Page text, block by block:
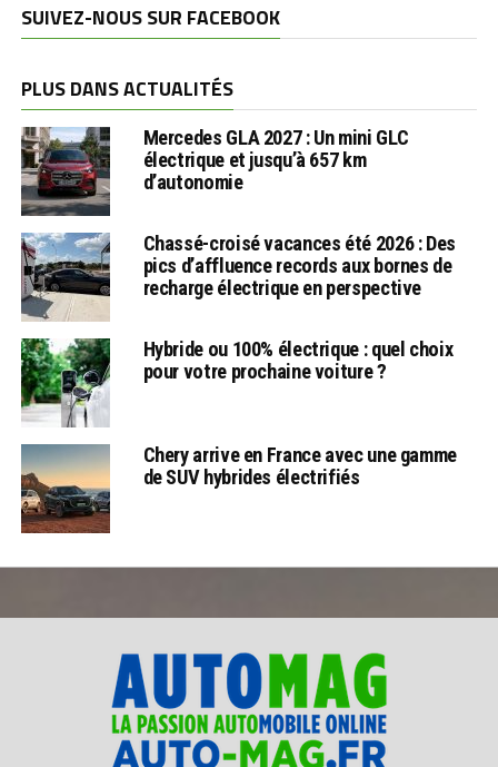
SUIVEZ-NOUS SUR FACEBOOK
PLUS DANS ACTUALITÉS
Mercedes GLA 2027 : Un mini GLC
électrique et jusqu’à 657 km
d’autonomie
Chassé-croisé vacances été 2026 : Des
pics d’affluence records aux bornes de
recharge électrique en perspective
Hybride ou 100% électrique : quel choix
pour votre prochaine voiture ?
Chery arrive en France avec une gamme
de SUV hybrides électrifiés